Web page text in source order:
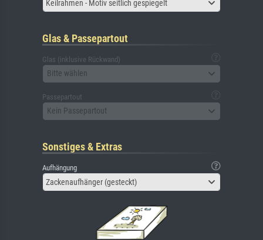
Keilrahmen - Motiv seitlich gespiegelt
Glas & Passepartout
Glas (inklusive Rückwand)
Bitte wählen
Passepartout
Kein Passepartout
Sonstiges & Extras
Aufhängung
Zackenaufhänger (gesteckt)